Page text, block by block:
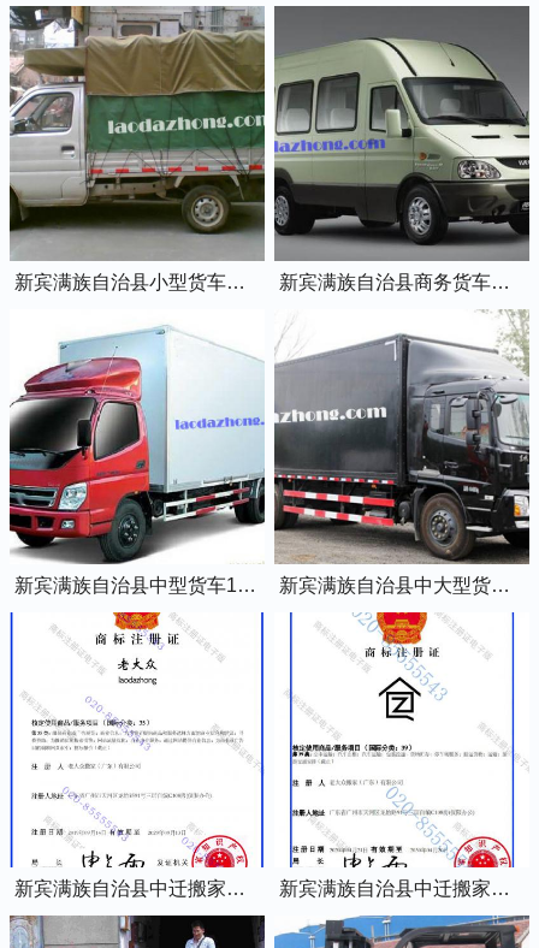
新宾满族自治县小型货车蓝牌0.8吨小卡车 新宾满族自治县商务货车蓝牌7座依维柯全顺车
新宾满族自治县中型货车1.5吨蓝牌4米2厢式货车 新宾满族自治县中大型货车2吨黄牌5米2厢式货车
新宾满族自治县中迁搬家商标证书 新宾满族自治县中迁搬家图形商标